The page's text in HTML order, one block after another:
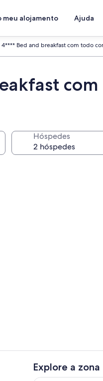
meu alojamento Ajuda
4**** Bed and breakfast com todo
Hóspedes
Restaurantes
Explore a zona